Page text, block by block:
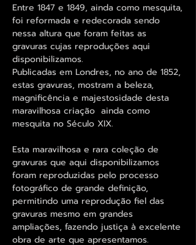
Entre 1847 e 1849, ainda como mesquita,
foi reformada e redecorada sendo
nessa altura que foram feitas as
gravuras cujas reproduções aqui
disponibilizamos.
Publicadas em Londres, no ano de 1852,
estas gravuras, mostram a beleza,
magnificência e majestosidade desta
maravilhosa criação ainda como
mesquita no Século XIX.
Esta maravilhosa e rara coleção de
gravuras que aqui disponibilizamos
foram reproduzidas pelo processo
fotográfico de grande definição,
permitindo uma reprodução fiel das
gravuras mesmo em grandes
ampliações, fazendo justiça à excelente
obra de arte que apresentamos.